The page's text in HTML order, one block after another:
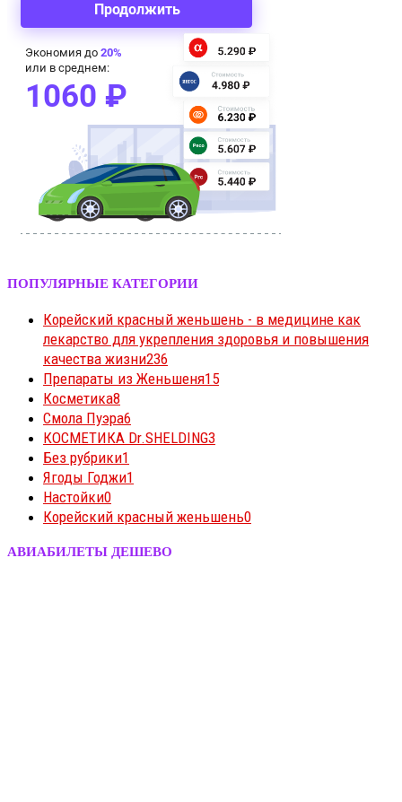
ПОПУЛЯРНЫЕ КАТЕГОРИИ
Корейский красный женьшень - в медицине как
лекарство для укрепления здоровья и повышения
качества жизни236
Препараты из Женьшеня15
Косметика8
Смола Пуэра6
КОСМЕТИКА Dr.SHELDING3
Без рубрики1
Ягоды Годжи1
Настойки0
Корейский красный женьшень0
АВИАБИЛЕТЫ ДЕШЕВО